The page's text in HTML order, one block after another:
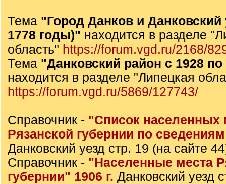
Тема "Город Данков и Данковский
1778 годы)" находится в разделе
область" https://forum.vgd.ru/2168/
Тема "Данковский район с 1928
находится в разделе "Липецкая
https://forum.vgd.ru/5869/127743/
Справочник - "Список населенных
Рязанской губернии по
Данковский уезд стр. 19 (на сайте
Справочник - "Населенные места
губернии" 1906 г. Данковский уезд